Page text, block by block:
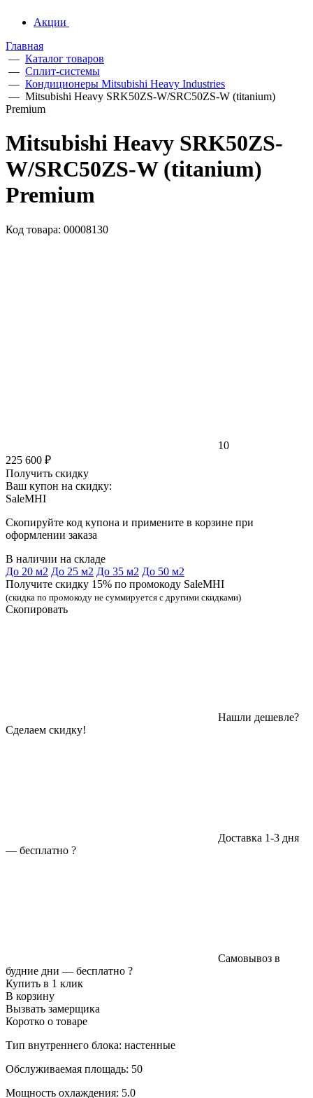
Акции
Главная
— Каталог товаров
— Сплит-системы
— Кондиционеры Mitsubishi Heavy Industries
— Mitsubishi Heavy SRK50ZS-W/SRC50ZS-W (titanium)
Premium
Mitsubishi Heavy SRK50ZS-
W/SRC50ZS-W (titanium)
Premium
Код товара: 00008130
10
225 600 ₽
Получить скидку
Ваш купон на скидку:
SaleMHI
Скопируйте код купона и примените в корзине при
оформлении заказа
В наличии на складе
До 20 м2 До 25 м2 До 35 м2 До 50 м2
Получите скидку 15% по промокоду SaleMHI
(скидка по промокоду не суммируется с другими скидками)
Скопировать
Нашли дешевле?
Сделаем скидку!
Доставка 1-3 дня
— бесплатно ?
Самовывоз в
будние дни — бесплатно ?
Купить в 1 клик
В корзину
Вызвать замерщика
Коротко о товаре
Тип внутреннего блока: настенные
Обслуживаемая площадь: 50
Мощность охлаждения: 5.0